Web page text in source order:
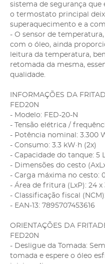
sistema de segurança
o termostato principal
superaquecimento e a
- O sensor de
com o óleo, ainda
leitura da temperatura,
retomada da mesma,
qualidade.
INFORMAÇÕES DA
FED20N
- Modelo: FED-20-N
- Tensão elétrica /
- Potência nominal: 3.300
- Consumo: 3.3 kW·h (2x)
- Capacidade do tanque: 5
- Dimensões do cesto
- Carga máxima no cesto:
- Área de fritura (LxP): 24 x
- Classificação fiscal
- EAN-13: 7895707453616
ORIENTAÇÕES DA
FED20N
- Desligue da Tomada:
tomada e espere o óleo